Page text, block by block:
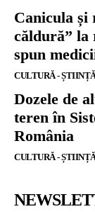
Canicula și
căldură” la
spun
CULTURĂ -
Dozele de
teren în
România
CULTURĂ -